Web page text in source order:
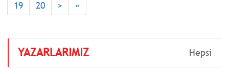
19
20 > »
YAZARLARIMIZ Hepsi